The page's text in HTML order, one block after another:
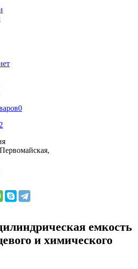
0
емкость
и химического